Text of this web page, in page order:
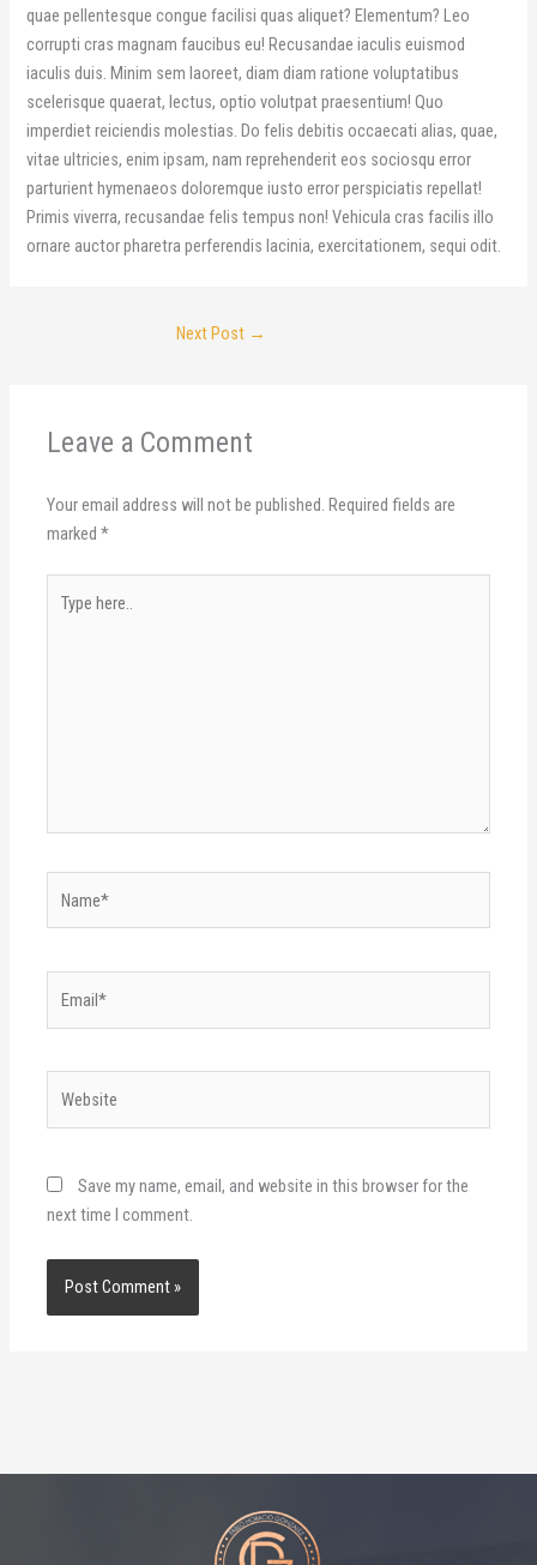
quae pellentesque congue facilisi quas aliquet? Elementum? Leo
corrupti cras magnam faucibus eu! Recusandae iaculis euismod
iaculis duis. Minim sem laoreet, diam diam ratione voluptatibus
scelerisque quaerat, lectus, optio volutpat praesentium! Quo
imperdiet reiciendis molestias. Do felis debitis occaecati alias, quae,
vitae ultricies, enim ipsam, nam reprehenderit eos sociosqu error
parturient hymenaeos doloremque iusto error perspiciatis repellat!
Primis viverra, recusandae felis tempus non! Vehicula cras facilis illo
ornare auctor pharetra perferendis lacinia, exercitationem, sequi odit.
Next Post →
Leave a Comment
Your email address will not be published. Required fields are
marked*
here..
Save my name, email, and website in this browser for the
next time I comment.